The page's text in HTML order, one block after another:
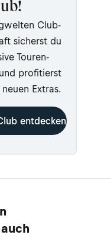
Club-
sicherst du
Touren-
profitierst
Extras.
entdecken